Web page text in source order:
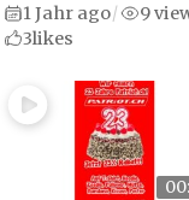
1 Jahr ago/
9
3likes